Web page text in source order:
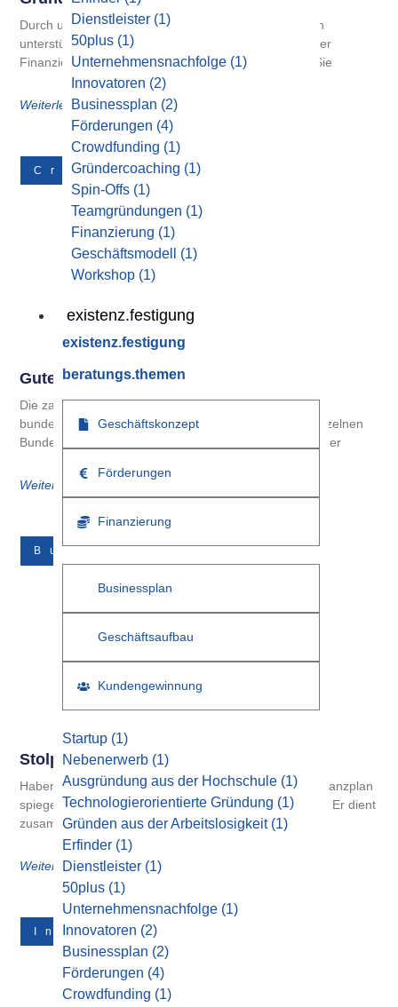
Dienstleister (1)
50plus (1)
Unternehmensnachfolge (1)
Innovatoren (2)
Businessplan (2)
Förderungen (4)
Crowdfunding (1)
Gründercoaching (1)
Spin-Offs (1)
Teamgründungen (1)
Finanzierung (1)
Geschäftsmodell (1)
Workshop (1)
existenz.festigung
existenz.festigung
beratungs.themen
Geschäftskonzept
Förderungen
Finanzierung
Businessplan
Geschäftsaufbau
Kundengewinnung
Startup (1)
Nebenerwerb (1)
Ausgründung aus der Hochschule (1)
Technologierorientierte Gründung (1)
Gründen aus der Arbeitslosigkeit (1)
Erfinder (1)
Dienstleister (1)
50plus (1)
Unternehmensnachfolge (1)
Innovatoren (2)
Businessplan (2)
Förderungen (4)
Crowdfunding (1)
Durch unsere Kooperation mit spezialisierten Partnern
unterstützen wir Gründer und Jungunternehmer bei der
Finanzierung durch Förderkredite. Ab sofort können Sie
Weiterlesen
Crowdfunding
Gute Gründe Für Crowdfunding
Die zahlreichen geförderten Kreditprogramme der
bundeseigenen KfW und der Landesbanken in den einzelnen
Bundesländern zeigen, dass Bedarf besteht und Gründer
Weiterlesen
Businessplan
Stolperfallen Im Finanzplan
Haben Sie beim Rechnen alles richtig gemacht? Im Finanzplan
spiegeln sich wichtige Eckpunkte einer Planung wieder. Er dient
zusammen mit
Weiterlesen
Innovatoren